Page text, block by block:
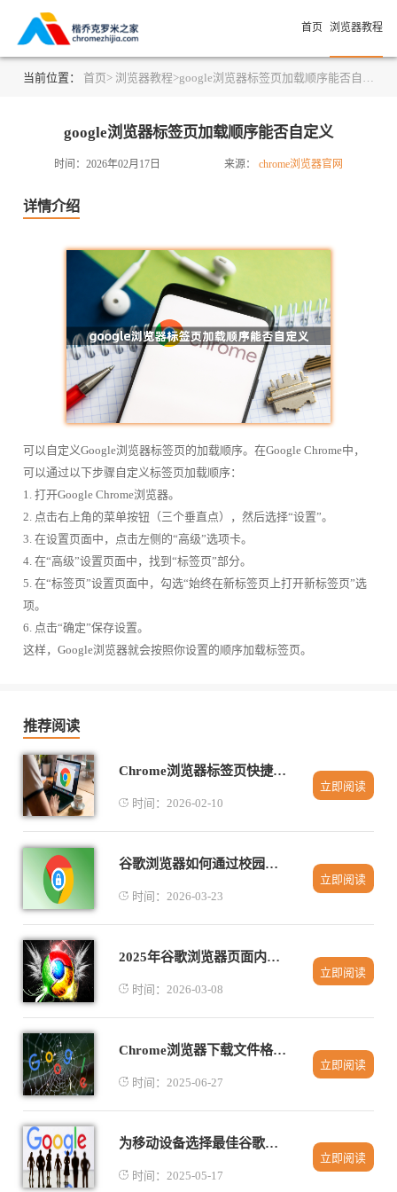
首页 浏览器教程
当前位置： 首页> 浏览器教程>google浏览器标签页加载顺序能否自定义
google浏览器标签页加载顺序能否自定义
时间：2026年02月17日 来源： chrome浏览器官网
详情介绍
可以自定义Google浏览器标签页的加载顺序。在Google Chrome中，
可以通过以下步骤自定义标签页加载顺序：
1. 打开Google Chrome浏览器。
2. 点击右上角的菜单按钮（三个垂直点），然后选择“设置”。
3. 在设置页面中，点击左侧的“高级”选项卡。
4. 在“高级”设置页面中，找到“标签页”部分。
5. 在“标签页”设置页面中，勾选“始终在新标签页上打开新标签页”选
项。
6. 点击“确定”保存设置。
这样，Google浏览器就会按照你设置的顺序加载标签页。
推荐阅读
Chrome浏览器标签页快捷操作插件安装与使用
时间：2026-02-10
立即阅读
谷歌浏览器如何通过校园网快速下载安装完成
时间：2026-03-23
立即阅读
2025年谷歌浏览器页面内容分析与调试
时间：2026-03-08
立即阅读
Chrome浏览器下载文件格式兼容性分析
时间：2025-06-27
立即阅读
为移动设备选择最佳谷歌浏览器版本并下载
时间：2025-05-17
立即阅读